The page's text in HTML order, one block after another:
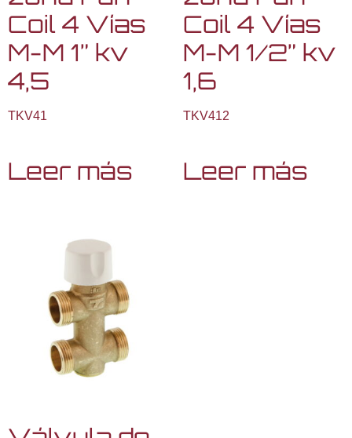
Coil 4 Vías
M-M 1” kv
4,5
TKV41
Leer más
Coil 4 Vías
M-M 1/2” kv
1,6
TKV412
Leer más